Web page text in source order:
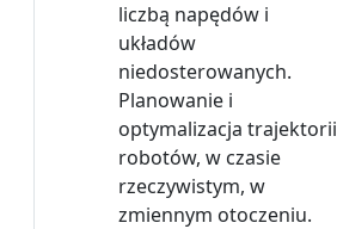
liczbą napędów i
układów
niedosterowanych.
Planowanie i
optymalizacja trajektorii
robotów, w czasie
rzeczywistym, w
zmiennym otoczeniu.